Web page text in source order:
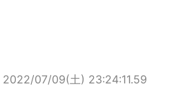
2022/07/09(土) 23:24:11.59